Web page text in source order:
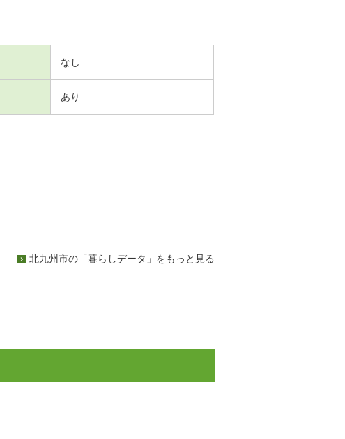
なし
あり
北九州市の「暮らしデータ」をもっと見る